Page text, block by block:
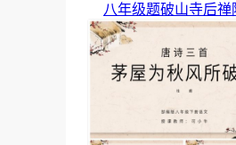
八年级题破山寺后